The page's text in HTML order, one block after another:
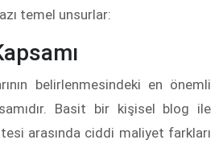
temel unsurlar:
belirlenmesindeki en önemli
Basit bir kişisel blog ile
arasında ciddi maliyet farkları